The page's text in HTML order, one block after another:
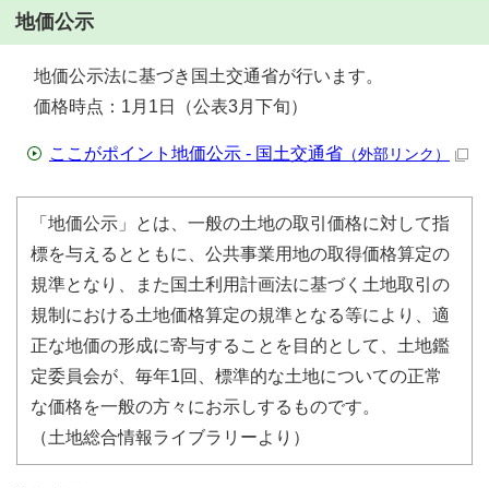
地価公示
地価公示法に基づき国土交通省が行います。
価格時点：1月1日（公表3月下旬）
ここがポイント地価公示 - 国土交通省 （外部リンク）
「地価公示」とは、一般の土地の取引価格に対して指
標を与えるとともに、公共事業用地の取得価格算定の
規準となり、また国土利用計画法に基づく土地取引の
規制における土地価格算定の規準となる等により、適
正な地価の形成に寄与することを目的として、土地鑑
定委員会が、毎年1回、標準的な土地についての正常
な価格を一般の方々にお示しするものです。
（土地総合情報ライブラリーより）